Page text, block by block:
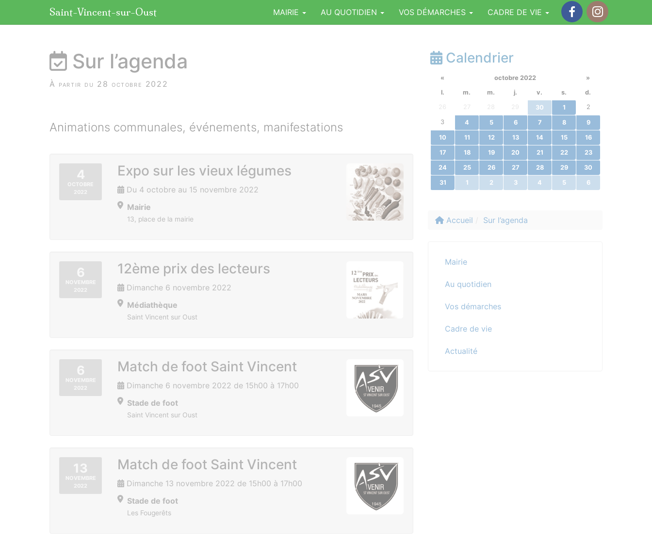
Saint-Vincent-sur-Oust MAIRIE AU QUOTIDIEN VOS DÉMARCHES
CADRE DE VIE
Sur l’agenda
À partir du 28 octobre 2022
Animations communales, événements, manifestations
4
OCTOBRE
2022
Expo sur les vieux légumes
Du 4 octobre au 15 novembre 2022
Mairie
13, place de la mairie
6
NOVEMBRE
2022
12ème prix des lecteurs
Dimanche 6 novembre 2022
Médiathèque
Saint Vincent sur Oust
6
NOVEMBRE
2022
Match de foot Saint Vincent
Dimanche 6 novembre 2022 de 15h00 à 17h00
Stade de foot
Saint Vincent sur Oust
13
NOVEMBRE
2022
Match de foot Saint Vincent
Dimanche 13 novembre 2022 de 15h00 à 17h00
Stade de foot
Les Fougerêts
Calendrier
« octobre 2022
»
l.
m. m. j. v. s.
d.
26
27 28 29 30 1 2
3 4 5 6 7 8 9
10 11 12 13 14 15 16
17 18 19 20 21 22 23
24 25 26 27 28 29 30
31 1 2 3 4 5 6
Accueil Sur l’agenda
Mairie
Au quotidien
Vos démarches
Cadre de vie
Actualité
Panneau de gestion des cookies